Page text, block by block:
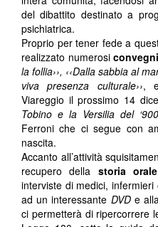
del dibattito destinato a
psichiatrica.
Proprio per tener fede a
realizzato numerosi
la follia››, ‹‹Dalla sabbia al
viva presenza culturale››,
Viareggio il prossimo 14
Tobino e la Versilia del
Ferroni che ci segue con
nascita.
Accanto all’attività
recupero della storia
interviste di medici,
ad un interessante DVDe
ci permetterà di ripercorrere